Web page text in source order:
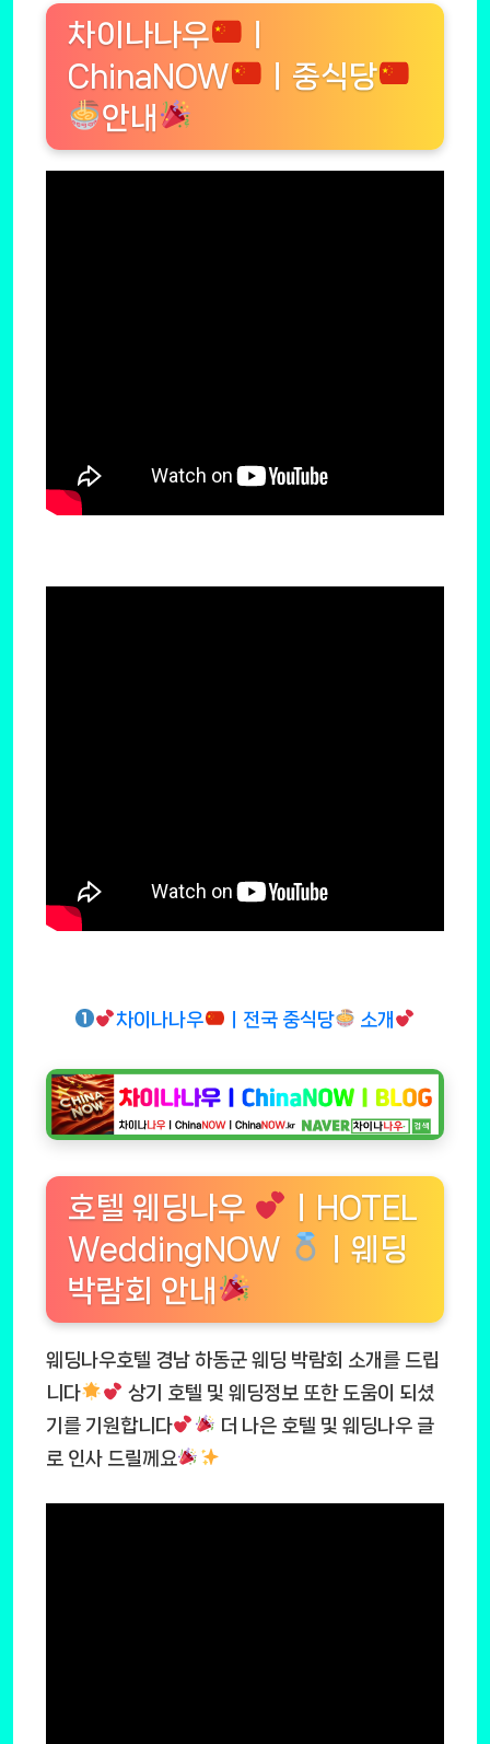
차이나나우
ChinaNOW
ㅣ중식당
안내
차이나나우 ㅣ전국 중식당 소개
호텔 웨딩나우
ㅣHOTEL
WeddingNOW
ㅣ웨딩
박람회 안내
웨딩나우호텔 경남 하동군 웨딩 박람회 소개를 드립
니다
상기 호텔 및 웨딩정보 또한 도움이 되셨
기를 기원합니다
더 나은 호텔 및 웨딩나우 글
로 인사 드릴께요